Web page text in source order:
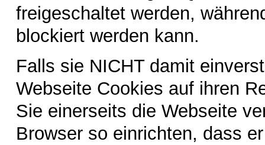
freigeschaltet werden,
blockiert werden kann.
Falls sie NICHT damit
Webseite Cookies auf ihren
Sie einerseits die Webseite
Browser so einrichten, dass